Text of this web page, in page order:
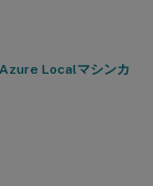
Read"
Azure Localマシンカ